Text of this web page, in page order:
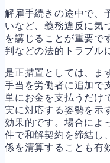
解雇手続きの途中で、
いなど、義務違反に気
を講じることが重要で
判などの法的トラブル
是正措置としては、ま
手当を労働者に追加で
単にお金を支払うだけ
実に対応する姿勢を示
効果的です。場合によ
件で和解契約を締結し
係を清算することも有